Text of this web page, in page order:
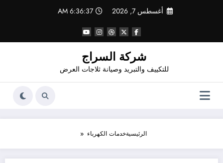
أغسطس 7, 2026 6:36:38 AM
شركة السراج
للتكييف والتبريد وصيانة ثلاجات العرض
الرئيسيةخدمات الكهرباء